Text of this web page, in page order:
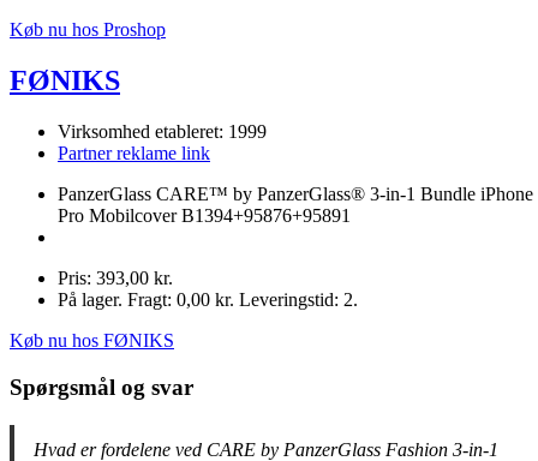
Køb nu hos Proshop
FØNIKS
Virksomhed etableret: 1999
Partner reklame link
PanzerGlass CARE™ by PanzerGlass® 3-in-1 Bundle iPhone
Pro Mobilcover B1394+95876+95891
Pris: 393,00 kr.
På lager. Fragt: 0,00 kr. Leveringstid: 2.
Køb nu hos FØNIKS
Spørgsmål og svar
Hvad er fordelene ved CARE by PanzerGlass Fashion 3-in-1